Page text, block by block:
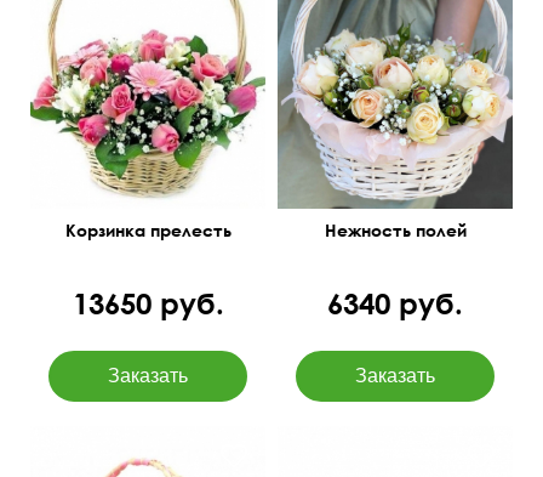
Роза, гермини,
альстромерия, тюльпаны,
гипсофила
40 см
40 см
Корзинка прелесть
13650 руб.
Розы, гипсофила, зелень,
оазис, корзина плетёная,
бант
Нежность полей
6340 руб.